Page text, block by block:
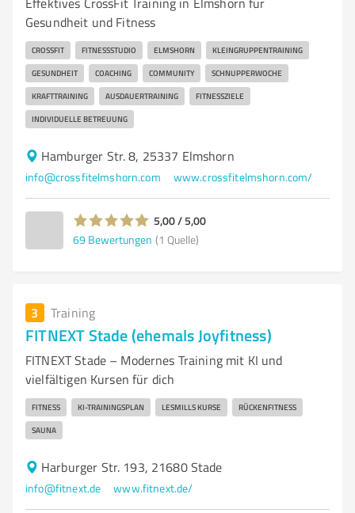
Gesundheit und Fitness
CROSSFIT FITNESSSTUDIO ELMSHORN KLEINGRUPPENTRAINING
GESUNDHEIT COACHING COMMUNITY SCHNUPPERWOCHE
KRAFTTRAINING AUSDAUERTRAINING FITNESSZIELE
INDIVIDUELLE BETREUUNG
Hamburger Str. 8, 25337 Elmshorn
info@crossfitelmshorn.com www.crossfitelmshorn.com/
5,00 / 5,00
69 Bewertungen (1 Quelle)
3 Training
FITNEXT Stade (ehemals Joyfitness)
FITNEXT Stade – Modernes Training mit KI und
vielfältigen Kursen für dich
FITNESS KI-TRAININGSPLAN LESMILLS KURSE RÜCKENFITNESS
SAUNA
Harburger Str. 193, 21680 Stade
info@fitnext.de www.fitnext.de/